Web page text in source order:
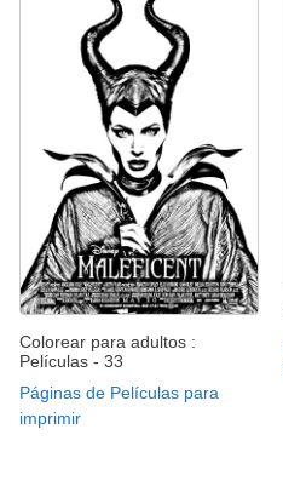
Colorear para adultos :
Películas - 33
Páginas de Películas para
imprimir